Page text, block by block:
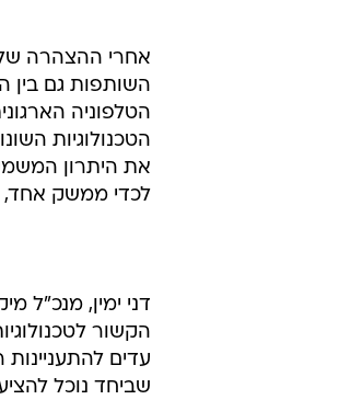
אחרי ההצהרה של
השותפות גם בין
הטלפוניה
הטכנולוגיות
את היתרון
לכדי ממשק אחד,
דני ימין, מנכ"ל
הקשור
עדים
שביחד נוכל